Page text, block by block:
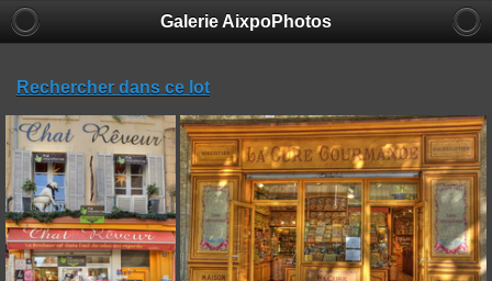
Galerie AixpoPhotos
Rechercher dans ce lot